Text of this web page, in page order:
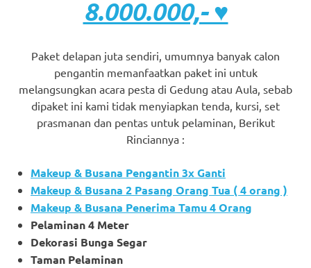
8.000.000,- ♥
Paket delapan juta sendiri, umumnya banyak calon
pengantin memanfaatkan paket ini untuk
melangsungkan acara pesta di Gedung atau Aula, sebab
dipaket ini kami tidak menyiapkan tenda, kursi, set
prasmanan dan pentas untuk pelaminan, Berikut
Rinciannya :
Makeup & Busana Pengantin 3x Ganti
Makeup & Busana 2 Pasang Orang Tua ( 4 orang )
Makeup & Busana Penerima Tamu 4 Orang
Pelaminan 4 Meter
Dekorasi Bunga Segar
Taman Pelaminan